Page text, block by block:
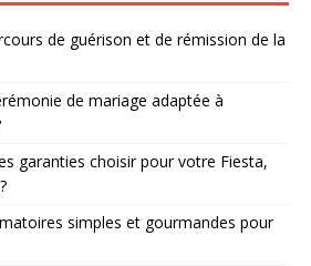
de guérison et de rémission de la
de mariage adaptée à
garanties choisir pour votre Fiesta,
simples et gourmandes pour